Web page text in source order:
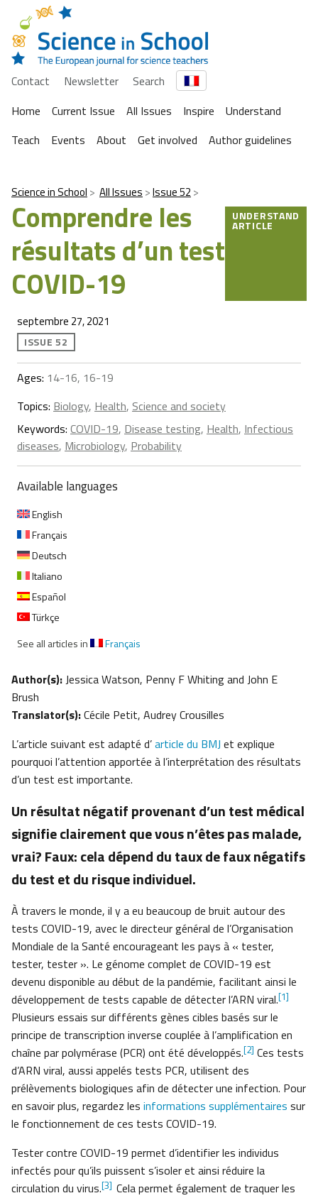
Contact Newsletter
Search
Home
Current Issue All Issues Inspire
Understand
Teach
Events About Get involved Author guidelines
Science in School All Issues Issue 52
Comprendre les
résultats d’un test
COVID-19
UNDERSTAND
ARTICLE
septembre 27, 2021
ISSUE 52
Ages: 14-16, 16-19
Topics: Biology, Health, Science and society
Keywords: COVID-19, Disease testing, Health, Infectious
diseases, Microbiology, Probability
Available languages
English
Français
Deutsch
Italiano
Español
Türkçe
See all articles in
Français
Author(s):Jessica Watson, Penny F Whiting and John E
Brush
Translator(s):Cécile Petit, Audrey Crousilles
L’article suivant est adapté d’article du BMJ et explique
pourquoi l’attention apportée à l’interprétation des résultats
d’un test est importante.
Un résultat négatif provenant d’un test médical
signifie clairement que vous n’êtes pas malade,
vrai? Faux: cela dépend du taux de faux négatifs
du test et du risque individuel.
À travers le monde, il y a eu beaucoup de bruit autour des
tests COVID-19, avec le directeur général de l’Organisation
Mondiale de la Santé encourageant les pays à « tester,
tester, tester ». Le génome complet de COVID-19 est
devenu disponible au début de la pandémie, facilitant ainsi le
développement de tests capable de détecter l’ARN viral.[1]
Plusieurs essais sur différents gènes cibles basés sur le
principe de transcription inverse couplée à l’amplification en
chaîne par polymérase (PCR) ont été développés.[2] Ces tests
d’ARN viral, aussi appelés tests PCR, utilisent des
prélèvements biologiques afin de détecter une infection. Pour
en savoir plus, regardez les informations supplémentaires sur
le fonctionnement de ces tests COVID-19.
Tester contre COVID-19 permet d’identifier les individus
infectés pour qu’ils puissent s’isoler et ainsi réduire la
circulation du virus.[3] Cela permet également de traquer les